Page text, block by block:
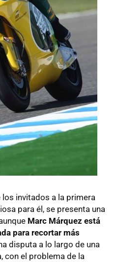
invitados a la primera
para él, se presenta una
Marc Márquez está
para recortar más
disputa a lo largo de una
con el problema de la